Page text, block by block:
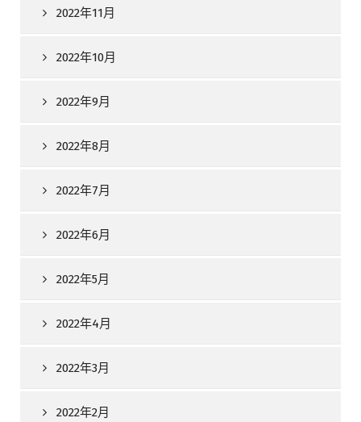
2022年11月
2022年10月
2022年9月
2022年8月
2022年7月
2022年6月
2022年5月
2022年4月
2022年3月
2022年2月